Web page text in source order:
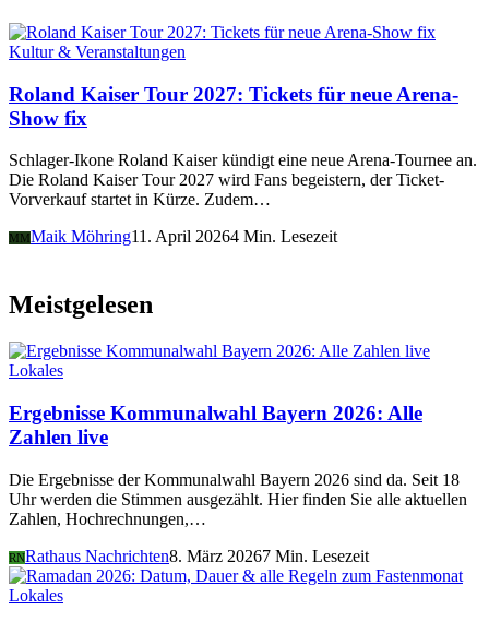
Kultur & Veranstaltungen
Roland Kaiser Tour 2027: Tickets für neue Arena-
Show fix
Schlager-Ikone Roland Kaiser kündigt eine neue Arena-Tournee an.
Die Roland Kaiser Tour 2027 wird Fans begeistern, der Ticket-
Vorverkauf startet in Kürze. Zudem…
MM Maik Möhring11. April 20264 Min. Lesezeit
Meistgelesen
Lokales
Ergebnisse Kommunalwahl Bayern 2026: Alle
Zahlen live
Die Ergebnisse der Kommunalwahl Bayern 2026 sind da. Seit 18
Uhr werden die Stimmen ausgezählt. Hier finden Sie alle aktuellen
Zahlen, Hochrechnungen,…
RNRathaus Nachrichten8. März 20267 Min. Lesezeit
Lokales